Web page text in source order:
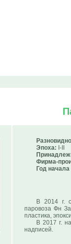
Эпоха: I-II
Фирма-
Год
В 2014 г.
паровоза Фн
пластика,
В 2017 г.
надписей.